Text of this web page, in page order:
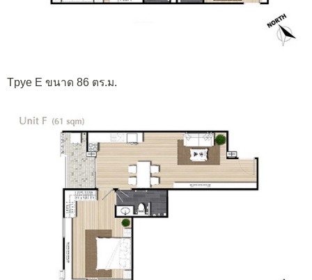
Tpye E ขนาด 86 ตร.ม.